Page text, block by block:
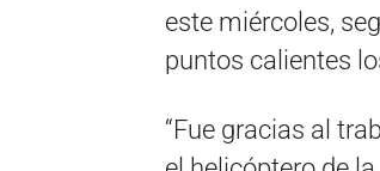
este miércoles,
puntos calientes
“Fue gracias al